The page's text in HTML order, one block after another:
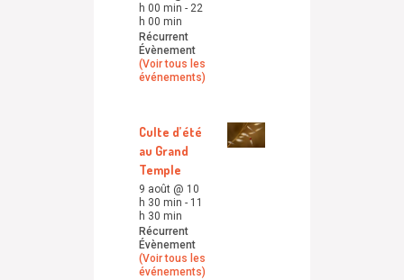
h 00 min - 22
h 00 min
Récurrent
Évènement
(Voir tous les
événements)
Culte d’été
au Grand
Temple
9 août @ 10
h 30 min - 11
h 30 min
Récurrent
Évènement
(Voir tous les
événements)